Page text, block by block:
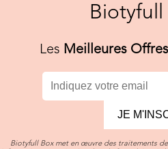
Biotyfull
Les Meilleures
JE
Biotyfull Box met en œuvre des traitements